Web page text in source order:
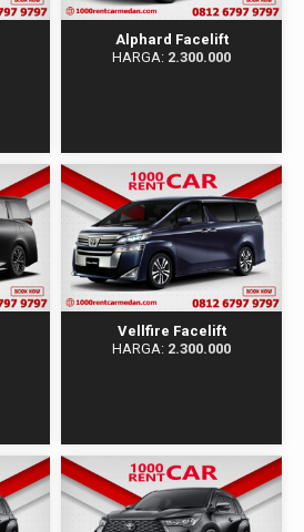
Alphard Facelift
HARGA: 2.300.000
Vellfire Facelift
HARGA: 2.300.000